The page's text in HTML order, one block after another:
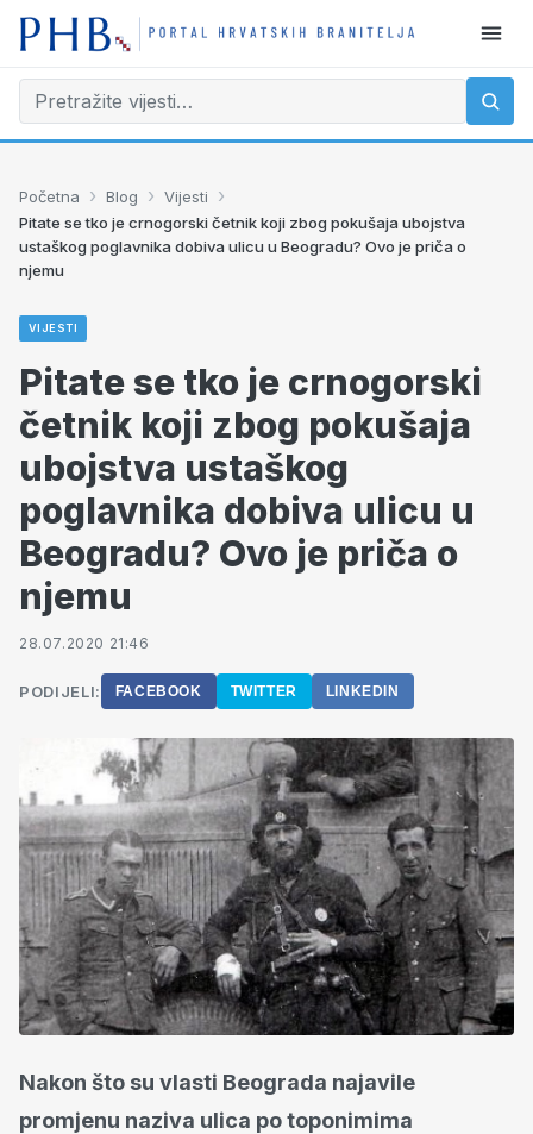
Početna › Blog › Vijesti ›
Pitate se tko je crnogorski četnik koji zbog pokušaja ubojstva
ustaškog poglavnika dobiva ulicu u Beogradu? Ovo je priča o
njemu
VIJESTI
Pitate se tko je crnogorski
četnik koji zbog pokušaja
ubojstva ustaškog
poglavnika dobiva ulicu u
Beogradu? Ovo je priča o
njemu
28.07.2020 21:46
PODIJELI: FACEBOOK TWITTER LINKEDIN
Nakon što su vlasti Beograda najavile
promjenu naziva ulica po toponimima